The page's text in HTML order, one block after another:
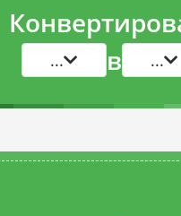
... в ...